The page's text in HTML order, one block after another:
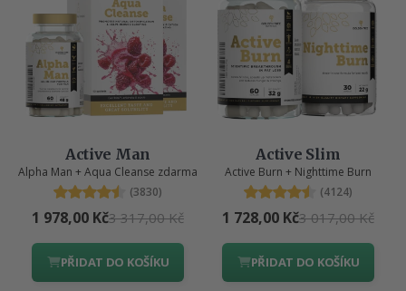
Active Man
Alpha Man + Aqua Cleanse zdarma
(3830)
1 978,00 Kč3 317,00 Kč
PŘIDAT DO KOŠÍKU
Active Slim
Active Burn + Nighttime Burn
(4124)
1 728,00 Kč3 017,00 Kč
PŘIDAT DO KOŠÍKU